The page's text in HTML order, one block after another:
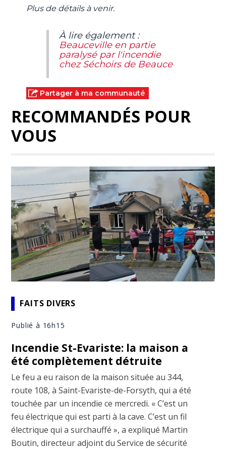
Plus de détails à venir.
À lire également :
Beauceville en partie
paralysé par l'incendie
chez Séchoirs de Beauce
Partager à ma communauté
RECOMMANDÉS POUR
VOUS
FAITS DIVERS
Publié à 16h15
Incendie St-Evariste: la maison a
été complètement détruite
Le feu a eu raison de la maison située au 344,
route 108, à Saint-Evariste-de-Forsyth, qui a été
touchée par un incendie ce mercredi. « C’est un
feu électrique qui est parti à la cave. C’est un fil
électrique qui a surchauffé », a expliqué Martin
Boutin, directeur adjoint du Service de sécurité